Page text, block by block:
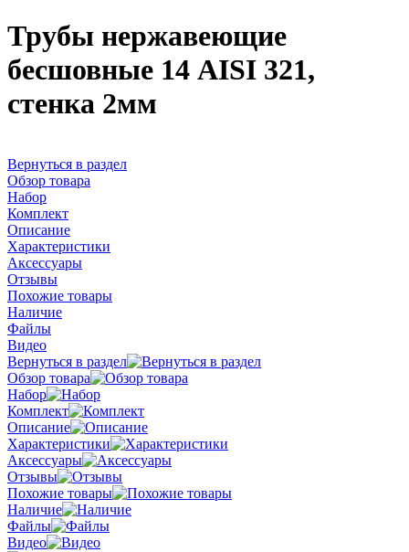
Трубы нержавеющие
бесшовные 14 AISI 321,
стенка 2мм
Вернуться в раздел
Обзор товара
Набор
Комплект
Описание
Характеристики
Аксессуары
Отзывы
Похожие товары
Наличие
Файлы
Видео
Вернуться в раздел
Обзор товара
Набор
Комплект
Описание
Характеристики
Аксессуары
Отзывы
Похожие товары
Наличие
Файлы
Видео